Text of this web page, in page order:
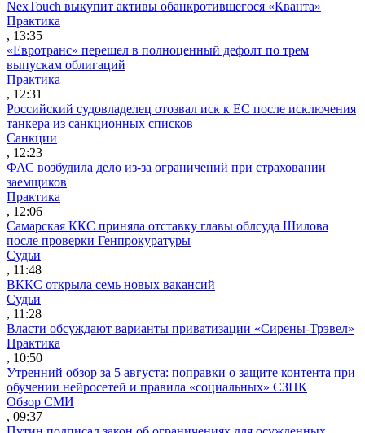
NexTouch выкупит активы обанкротившегося «Кванта»
Практика
, 13:35
«Евротранс» перешел в полноценный дефолт по трем
выпускам облигаций
Практика
, 12:31
Российский судовладелец отозвал иск к ЕС после исключения
танкера из санкционных списков
Санкции
, 12:23
ФАС возбудила дело из-за ограничений при страховании
заемщиков
Практика
, 12:06
Самарская ККС приняла отставку главы облсуда Шилова
после проверки Генпрокуратуры
Судьи
, 11:48
ВККС открыла семь новых вакансий
Судьи
, 11:28
Власти обсуждают варианты приватизации «Сирены-Трэвел»
Практика
, 10:50
Утренний обзор за 5 августа: поправки о защите контента при
обучении нейросетей и правила «социальных» СЗПК
Обзор СМИ
, 09:37